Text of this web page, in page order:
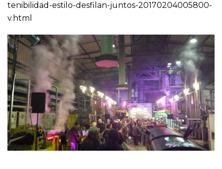
tenibilidad-estilo-desfilan-juntos-20170204005800-
v.html